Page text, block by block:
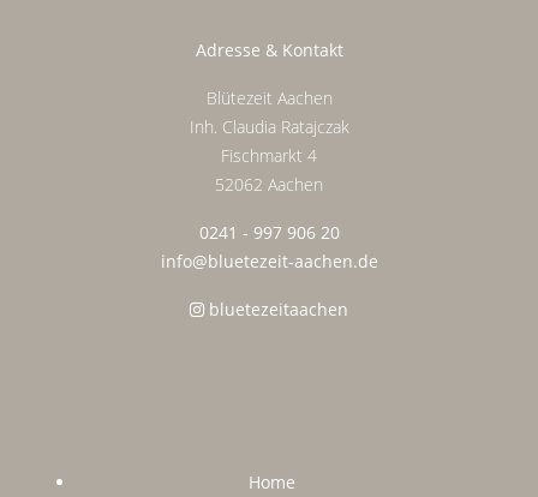
Adresse & Kontakt
Blütezeit Aachen
Inh. Claudia Ratajczak
Fischmarkt 4
52062 Aachen
0241 - 997 906 20
info@bluetezeit-aachen.de
bluetezeitaachen
Home